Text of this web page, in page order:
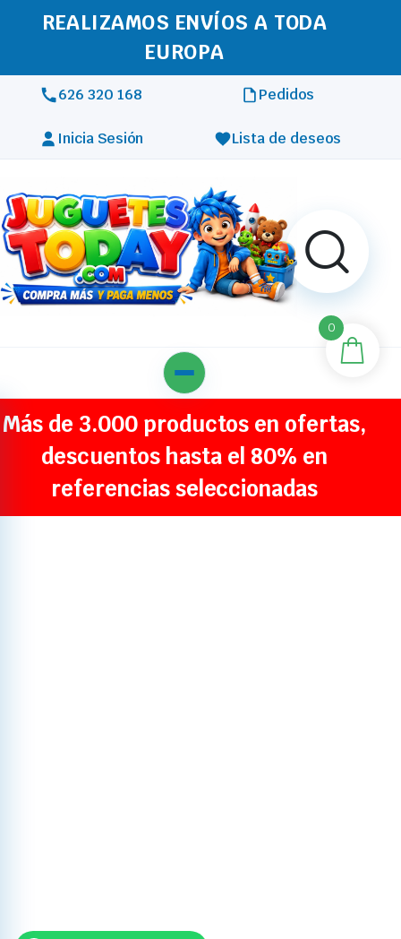
REALIZAMOS ENVÍOS A TODA
EUROPA
626 320 168 Pedidos
Inicia Sesión Lista de deseos
Más de 3.000 productos en ofertas,
descuentos hasta el 80% en
referencias seleccionadas
0